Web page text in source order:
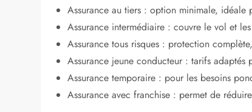
Assurance au tiers : option minimale, idéale
Assurance intermédiaire : couvre le vol et
Assurance tous risques : protection
Assurance jeune conducteur : tarifs
Assurance temporaire : pour les besoins
Assurance avec franchise : permet de